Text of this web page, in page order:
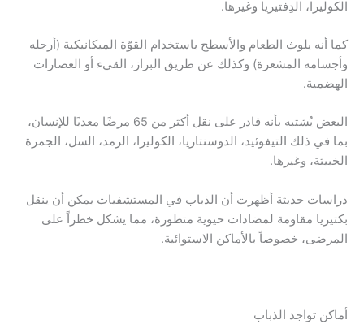
الكوليرا، الدِفتيريا وغيرها.
كما أنه يلوث الطعام والأسطح باستخدام القوّة الميكانيكية (أرجله
وأجسامه المشعرة) وكذلك عن طريق البراز، القيء أو العصارات
الهضمية.
البعض يُشتبه بأنه قادر على نقل أكثر من 65 مرضًا معديًا للإنسان،
بما في ذلك التيفوئيد، الدوسنتاريا، الكوليرا، الرمد، السل، الجمرة
الخبيثة، وغيرها.
دراسات حديثة أظهرت أن الذباب في المستشفيات يمكن أن ينقل
بكتيريا مقاومة لمضادات حيوية متطورة، مما يشكل خطراً على
المرضى، خصوصاً بالأماكن الاستوائية.
أماكن تواجد الذباب